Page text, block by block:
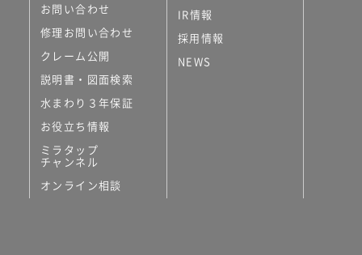
お問い合わせ
修理お問い合わせ
クレーム公開
説明書・図面検索
水まわり３年保証
お役立ち情報
ミラタップ
チャンネル
オンライン相談
IR情報
採用情報
NEWS